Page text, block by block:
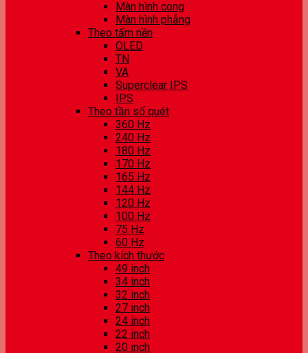
Màn hình cong
Màn hình phẳng
Theo tấm nền
OLED
TN
VA
Superclear IPS
IPS
Theo tần số quét
360 Hz
240 Hz
180 Hz
170 Hz
165 Hz
144 Hz
120 Hz
100 Hz
75 Hz
60 Hz
Theo kích thước
49 inch
34 inch
32 inch
27 inch
24 inch
22 inch
20 inch